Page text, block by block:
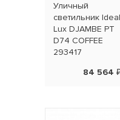
Уличный
светильник Ideal
Lux DJAMBE PT
D74 COFFEE
293417
84 564